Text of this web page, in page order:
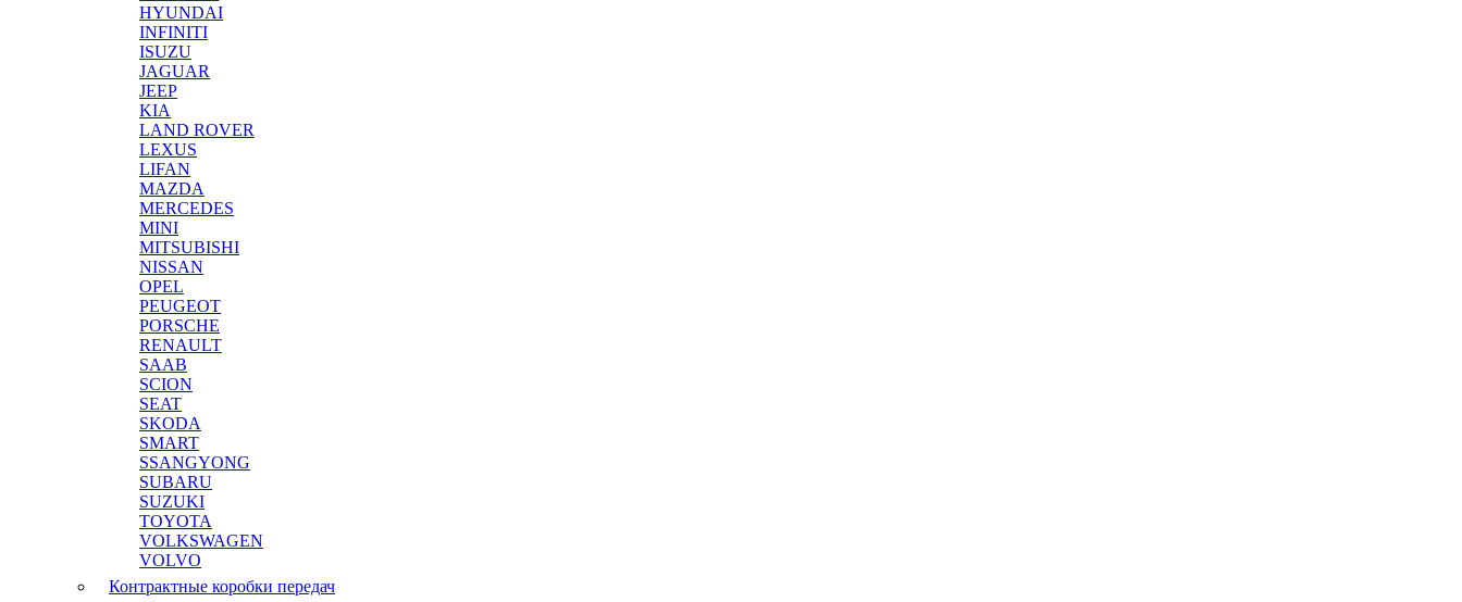
HYUNDAI
INFINITI
ISUZU
JAGUAR
JEEP
KIA
LAND ROVER
LEXUS
LIFAN
MAZDA
MERCEDES
MINI
MITSUBISHI
NISSAN
OPEL
PEUGEOT
PORSCHE
RENAULT
SAAB
SCION
SEAT
SKODA
SMART
SSANGYONG
SUBARU
SUZUKI
TOYOTA
VOLKSWAGEN
VOLVO
Контрактные коробки передач